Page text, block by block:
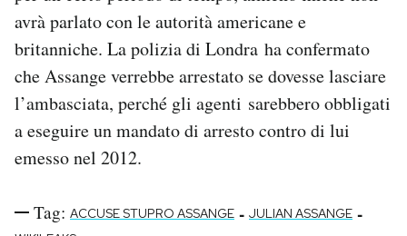
avrà parlato con le autorità americane e
britanniche. La polizia di Londra ha confermato
che Assange verrebbe arrestato se dovesse lasciare
l’ambasciata, perché gli agenti sarebbero obbligati
a eseguire un mandato di arresto contro di lui
emesso nel 2012.
Tag: ACCUSE STUPRO ASSANGE - JULIAN ASSANGE -